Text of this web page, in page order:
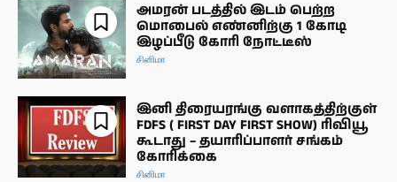
அமரன் படத்தில் இடம் பெற்ற
மொபைல் எண்னிற்கு 1 கோடி
இழப்பீடு கோரி நோட்டீஸ்
சினிமா
இனி திரையரங்கு வளாகத்திற்குள்
FDFS ( FIRST DAY FIRST SHOW) ரிவியூ
கூடாது – தயாரிப்பாளர் சங்கம்
கோரிக்கை
சினிமா